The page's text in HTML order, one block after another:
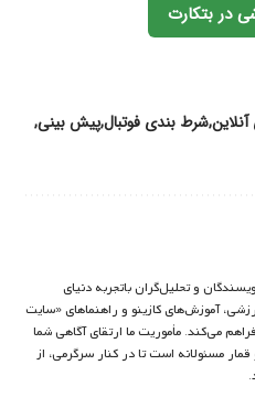
در بتکارت
شرط بندی فوتبالپیش بینی
و تحلیل‌گران باتجربه دنیای
آموزش‌های کازینو و راهنماهای «سایت
می‌کند. مأموریت ما ارتقای آگاهی شما
مسئولانه است تا در کنار سرگرمی، از